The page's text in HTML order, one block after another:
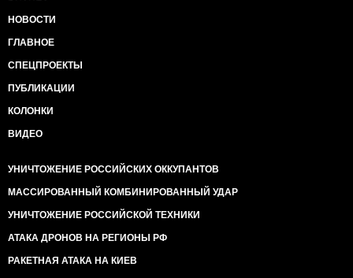
НОВОСТИ
ГЛАВНОЕ
СПЕЦПРОЕКТЫ
ПУБЛИКАЦИИ
КОЛОНКИ
ВИДЕО
УНИЧТОЖЕНИЕ РОССИЙСКИХ ОККУПАНТОВ
МАССИРОВАННЫЙ КОМБИНИРОВАННЫЙ УДАР
УНИЧТОЖЕНИЕ РОССИЙСКОЙ ТЕХНИКИ
АТАКА ДРОНОВ НА РЕГИОНЫ РФ
РАКЕТНАЯ АТАКА НА КИЕВ